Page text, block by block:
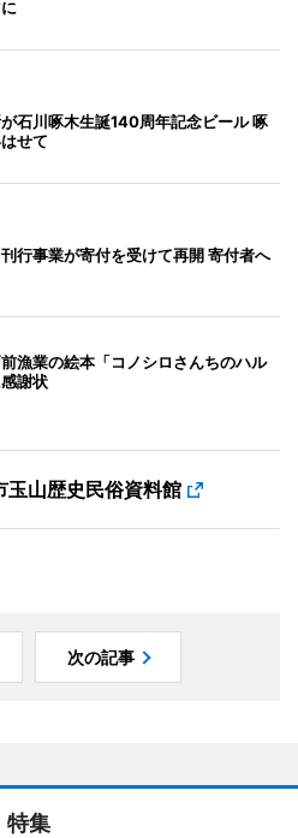
石川啄木生誕140周年記念ビール 啄
せて
行事業が寄付を受けて再開 寄付者へ
漁業の絵本「コノシロさんちのハル
謝状
玉山歴史民俗資料館
次の記事
特集